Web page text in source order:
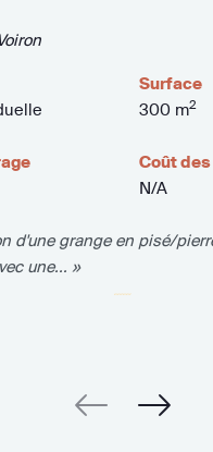
Surface
300 m2
Coût
N/A
d'une grange en pisé/
une... »